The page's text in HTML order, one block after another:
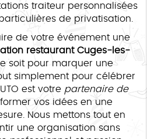
traiteur personnalisées
de privatisation.
de votre événement une
restaurant Cuges-les-
soit pour marquer une
simplement pour célébrer
est votre partenaire de
vos idées en une
Nous mettons tout en
une organisation sans